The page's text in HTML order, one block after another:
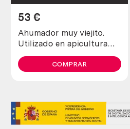
Ahumador muy viejito.
Utilizado en apicultura
para tranquilizar a las
abejas
53 €
COMPRAR